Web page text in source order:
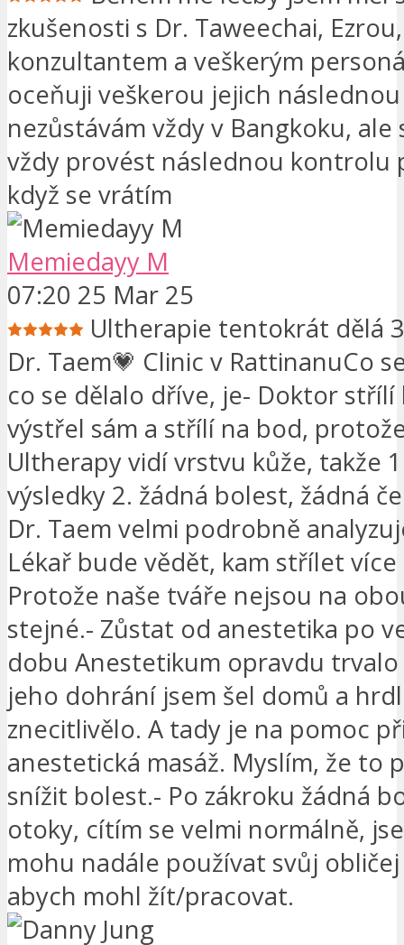
zkušenosti s Dr. Taweechai,
konzultantem a veškerým
oceňuji veškerou jejich následnou
nezůstávám vždy v Bangkoku,
vždy provést následnou kontrolu
když se vrátím
Memiedayy M
07:20 25 Mar 25
Ultherapie tentokrát dělá
Dr. Taem💗 Clinic v RattinanuCo
co se dělalo dříve, je- Doktor střílí
výstřel sám a střílí na bod,
Ultherapy vidí vrstvu kůže, takže
výsledky 2. žádná bolest, žádná
Dr. Taem velmi podrobně
Lékař bude vědět, kam střílet více
Protože naše tváře nejsou na
stejné.- Zůstat od anestetika po
dobu Anestetikum opravdu
jeho dohrání jsem šel domů a
znecitlivělo. A tady je na pomoc
anestetická masáž. Myslím, že to
snížit bolest.- Po zákroku žádná
otoky, cítím se velmi normálně,
mohu nadále používat svůj
abych mohl žít/pracovat.